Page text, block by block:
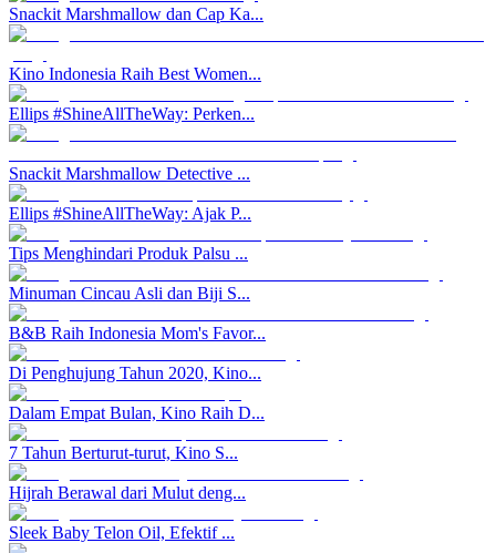
Snackit Marshmallow dan Cap Ka...
Kino Indonesia Raih Best Women...
Ellips #ShineAllTheWay: Perken...
Snackit Marshmallow Detective ...
Ellips #ShineAllTheWay: Ajak P...
Tips Menghindari Produk Palsu ...
Minuman Cincau Asli dan Biji S...
B&B Raih Indonesia Mom's Favor...
Di Penghujung Tahun 2020, Kino...
Dalam Empat Bulan, Kino Raih D...
7 Tahun Berturut-turut, Kino S...
Hijrah Berawal dari Mulut deng...
Sleek Baby Telon Oil, Efektif ...